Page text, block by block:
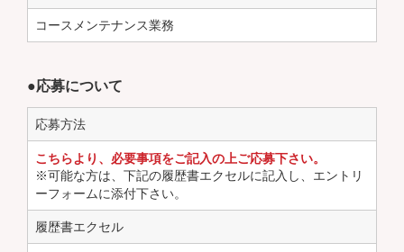
コースメンテナンス業務
●応募について
応募方法
こちらより、必要事項をご記入の上ご応募下さい。
※可能な方は、下記の履歴書エクセルに記入し、エントリ
ーフォームに添付下さい。
履歴書エクセル